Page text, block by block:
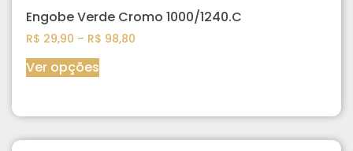
Engobe Verde Cromo 1000/1240.C
R$ 29,90 – R$ 98,80
Ver opções